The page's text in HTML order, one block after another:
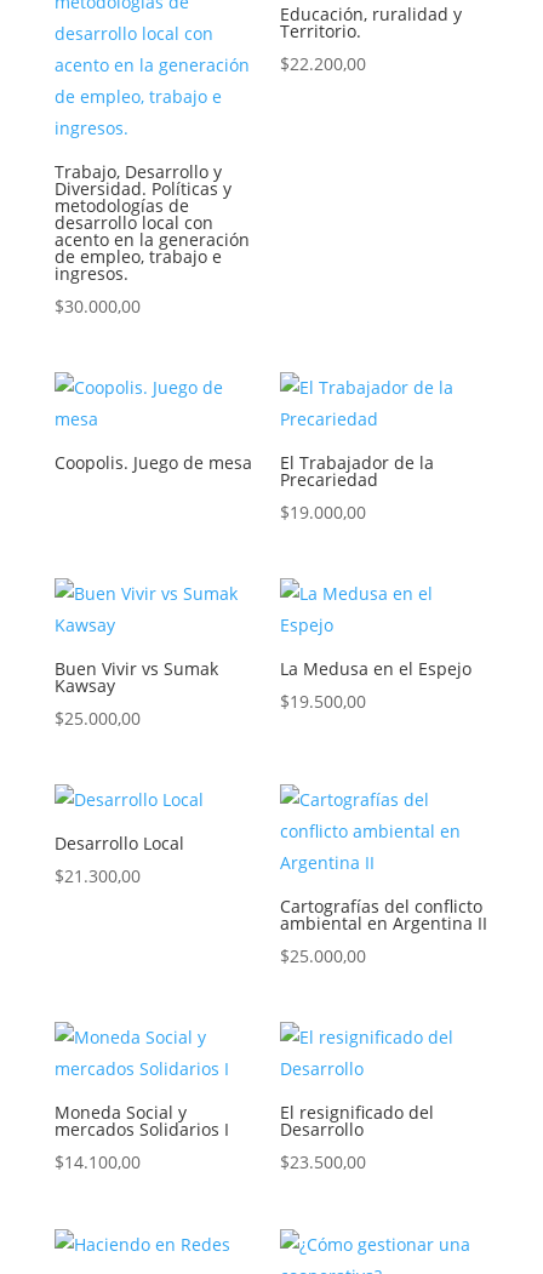
Trabajo, Desarrollo y
Diversidad. Políticas y
metodologías de
desarrollo local con
acento en la generación
de empleo, trabajo e
ingresos.
$30.000,00
Educación, ruralidad y
Territorio.
$22.200,00
Coopolis. Juego de mesa El Trabajador de la
Precariedad
$19.000,00
Buen Vivir vs Sumak
Kawsay
$25.000,00
La Medusa en el Espejo
$19.500,00
Desarrollo Local
$21.300,00
Cartografías del conflicto
ambiental en Argentina II
$25.000,00
Moneda Social y
mercados Solidarios I
$14.100,00
El resignificado del
Desarrollo
$23.500,00